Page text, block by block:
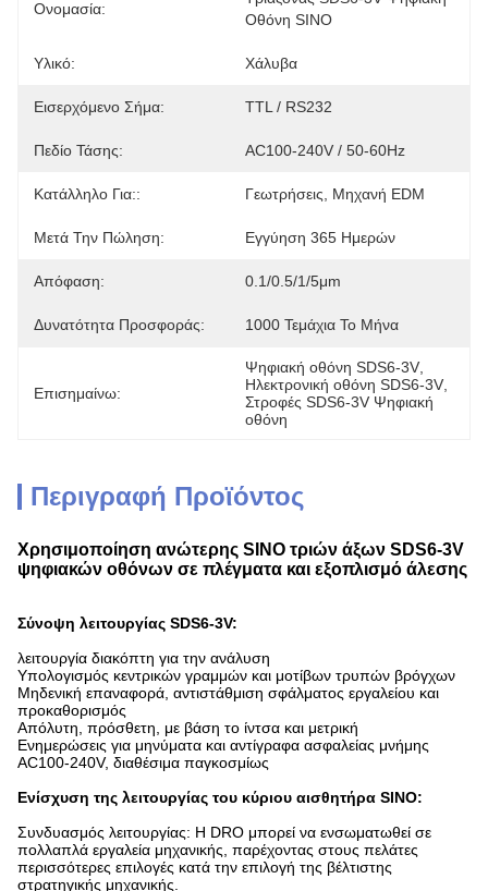
Ονομασία:
Οθόνη SINO
Υλικό: Χάλυβα
Εισερχόμενο Σήμα: TTL / RS232
Πεδίο Τάσης: AC100-240V / 50-60Hz
Κατάλληλο Για:: Γεωτρήσεις, Μηχανή EDM
Μετά Την Πώληση: Εγγύηση 365 Ημερών
Απόφαση: 0.1/0.5/1/5μm
Δυνατότητα Προσφοράς: 1000 Τεμάχια Το Μήνα
Επισημαίνω:
Ψηφιακή οθόνη SDS6-3V
Ηλεκτρονική οθόνη SDS6-3V
Στροφές SDS6-3V Ψηφιακή
οθόνη
Περιγραφή Προϊόντος
Χρησιμοποίηση ανώτερης SINO τριών άξων SDS6-3V
ψηφιακών οθόνων σε πλέγματα και εξοπλισμό άλεσης
Σύνοψη λειτουργίας SDS6-3V:
λειτουργία διακόπτη για την ανάλυση
Υπολογισμός κεντρικών γραμμών και μοτίβων τρυπών βρόγχων
Μηδενική επαναφορά, αντιστάθμιση σφάλματος εργαλείου και
προκαθορισμός
Απόλυτη, πρόσθετη, με βάση το ίντσα και μετρική
Ενημερώσεις για μηνύματα και αντίγραφα ασφαλείας μνήμης
AC100-240V, διαθέσιμα παγκοσμίως
Ενίσχυση της λειτουργίας του κύριου αισθητήρα SINO:
Συνδυασμός λειτουργίας: Η DRO μπορεί να ενσωματωθεί σε
πολλαπλά εργαλεία μηχανικής, παρέχοντας στους πελάτες
περισσότερες επιλογές κατά την επιλογή της βέλτιστης
στρατηγικής μηχανικής.